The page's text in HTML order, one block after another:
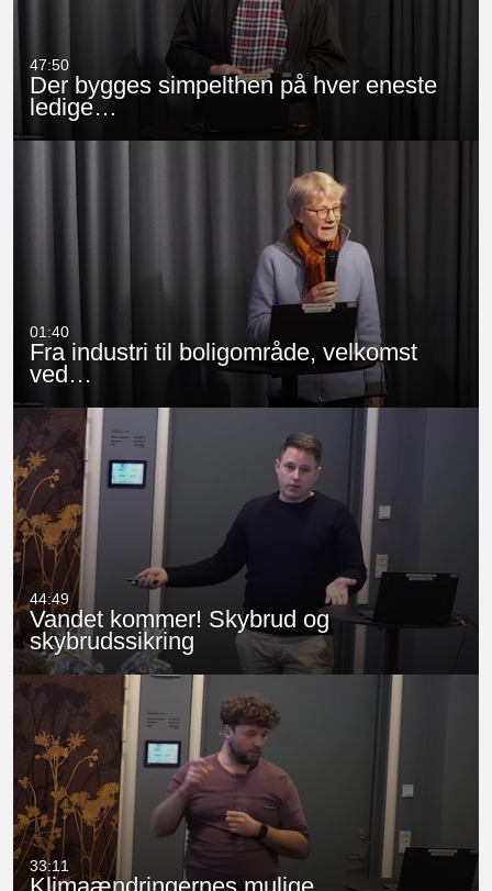
47:50
Der bygges simpelthen på hver eneste
ledige…
01:40
Fra industri til boligområde, velkomst
ved…
44:49
Vandet kommer! Skybrud og
skybrudssikring
33:11